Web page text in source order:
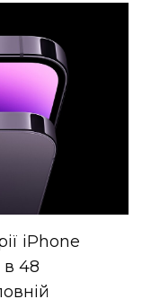
iPhone
в 48